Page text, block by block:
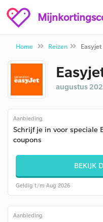
Home Reizen
augustus
Aanbieding
Schrijf je in voor speciale
coupons
BEKIJK
Geldig t/m Aug 2026
Aanbieding